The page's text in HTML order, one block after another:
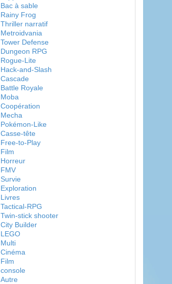
Bac à sable
Rainy Frog
Thriller narratif
Metroidvania
Tower Defense
Dungeon RPG
Rogue-Lite
Hack-and-Slash
Cascade
Battle Royale
Moba
Coopération
Mecha
Pokémon-Like
Casse-tête
Free-to-Play
Film
Horreur
FMV
Survie
Exploration
Livres
Tactical-RPG
Twin-stick shooter
City Builder
LEGO
Multi
Cinéma
Film
console
Autre